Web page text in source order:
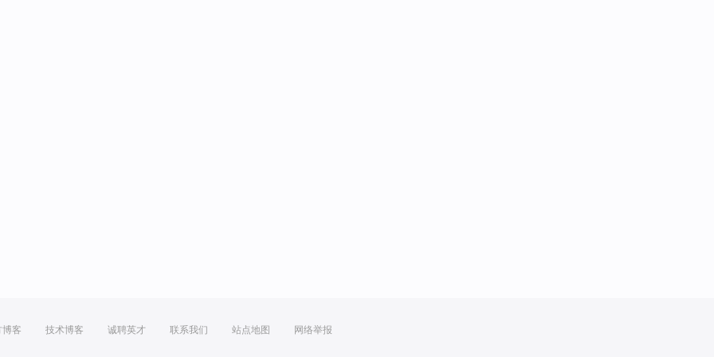
博客 技术博客 诚聘英才 联系我们 站点地图 网络举报